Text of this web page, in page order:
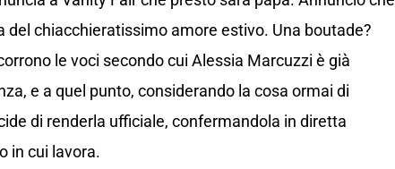
del chiacchieratissimo amore estivo. Una boutade?
le voci secondo cui Alessia Marcuzzi è già
e a quel punto, considerando la cosa ormai di
di renderla ufficiale, confermandola in diretta
in cui lavora.